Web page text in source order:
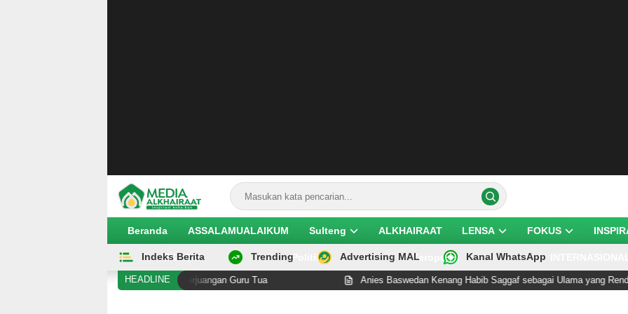
Beranda ASSALAMUALAIKUM Sulteng ALKHAIRAAT LENSA FOKUS
EKOBIS Politik Teropong
Indeks Berita Trending Advertising MAL Kanal WhatsApp
HEADLINE
Antara Kening Penghalang Perjuangan Guru Tua Anies Baswedan Kenang Habib Saggaf sebagai Ulama yang Rendah Hati dan